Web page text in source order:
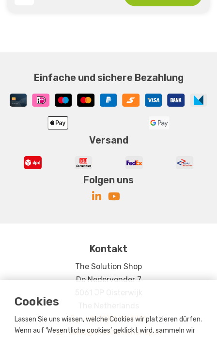
Cookies
Lassen Sie uns wissen, welche Cookies wir platzieren dürfen.
Wenn auf ‘Wesentliche cookies’ geklickt wird, sammeln wir
Einfache und sichere Bezahlung
Versand
Folgen uns
Kontakt
The Solution Shop
De Nedervonder 7
+31 (0)13 7113731
sales@thesolutionshop.nl